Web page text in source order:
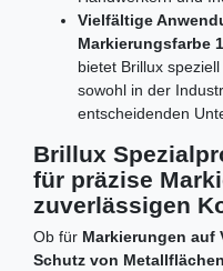
Vielfältige
Markierungsfarbe
bietet Brillux
sowohl in der
entscheidenden
Brillux
für präzise
zuverlässigen
Ob für Markierungen auf
Schutz von